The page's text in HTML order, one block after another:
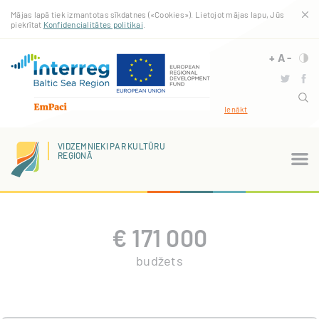
galveno
saturu
Mājas lapā tiek izmantotas sīkdatnes («Cookies»). Lietojot mājas lapu, Jūs
piekrītat Konfidencialitātes politikai
+ A-
Ienākt
VIDZEMNIEKI PAR KULTŪRU
REĢIONĀ
€ 171 000
budžets